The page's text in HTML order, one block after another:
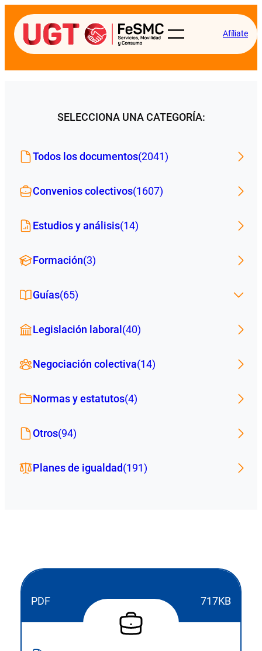
Afíliate
SELECCIONA UNA CATEGORÍA:
Todos los documentos(2041)
Convenios colectivos(1607)
Estudios y análisis(14)
Formación(3)
Guías(65)
Legislación laboral (40)
Negociación colectiva(14)
Normas y estatutos(4)
Otros(94)
Planes de igualdad(191)
PDF 717KB